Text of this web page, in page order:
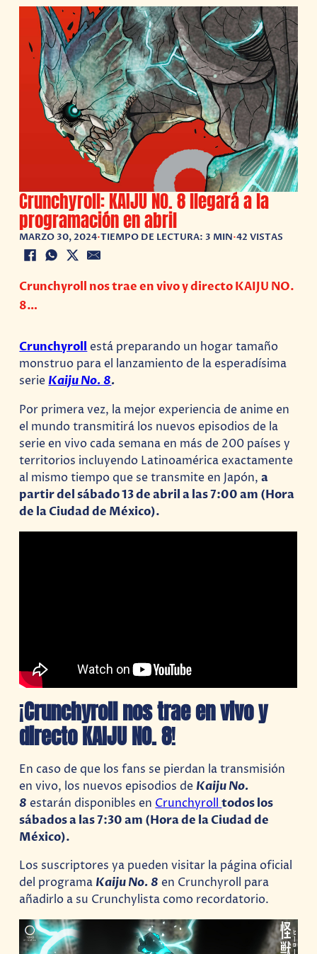
Crunchyroll: KAIJU NO. 8 llegará a la
programación en abril
MARZO 30, 2024•TIEMPO DE LECTURA: 3 MIN•42 VISTAS
Crunchyroll nos trae en vivo y directo KAIJU NO.
8…
Crunchyrollestá preparando un hogar tamaño
monstruo para el lanzamiento de la esperadísima
serieKaiju No. 8.
Por primera vez, la mejor experiencia de anime en
el mundo transmitirá los nuevos episodios de la
serie en vivo cada semana en más de 200 países y
territorios incluyendo Latinoamérica exactamente
al mismo tiempo que se transmite en Japón,a
partir del sábado 13 de abril a las 7:00 am (Hora
de la Ciudad de México).
¡Crunchyroll nos trae en vivo y
directo KAIJU NO. 8!
En caso de que los fans se pierdan la transmisión
en vivo, los nuevos episodios de Kaiju No.
8estarán disponibles en Crunchyroll todos los
sábados a las 7:30 am (Hora de la Ciudad de
México).
Los suscriptores ya pueden visitar la página oficial
del programa Kaiju No. 8 en Crunchyroll para
añadirlo a su Crunchylista como recordatorio.